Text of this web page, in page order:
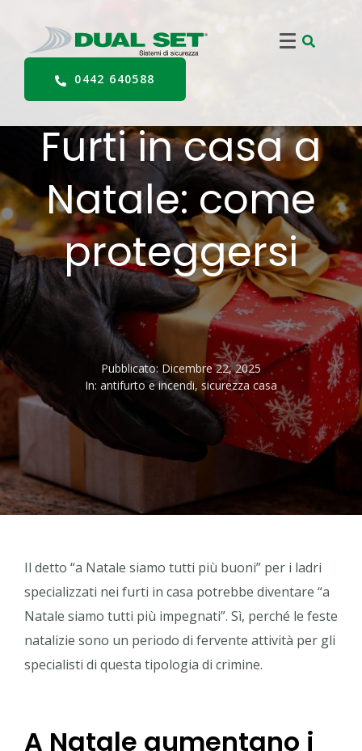
0442 640588
Furti in casa a
Natale: come
proteggersi
Pubblicato: Dicembre 22, 2025
In: antifurto e incendi, sicurezza casa
Il detto “a Natale siamo tutti più buoni” per i ladri
specializzati nei furti in casa potrebbe diventare “a
Natale siamo tutti più impegnati”. Sì, perché le feste
natalizie sono un periodo di fervente attività per gli
specialisti di questa tipologia di crimine.
A Natale aumentano i